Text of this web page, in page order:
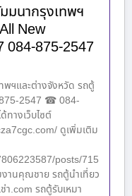
มนากรุงเทพฯ
New
084-875-2547
พฯและต่างจังหวัด รถตู้
2547 ☎ 084-
ทางเว็บไซต์
ดูเพิ่มเติม
posts/715
านคุณชาย รถตู้นำเที่ยว
.com รถตู้รับเหมา